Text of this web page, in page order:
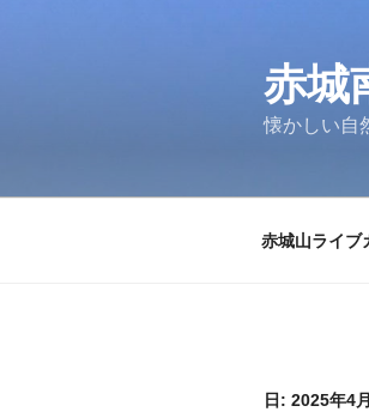
赤城
懐かしい自
赤城山ライブ
日: 2025年4